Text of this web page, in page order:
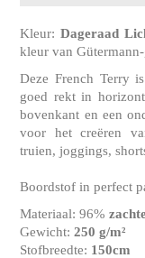
Kleur:Dageraad
kleur van
Deze French Terry
goed rekt in
bovenkant en een
voor het creëren
truien, joggings,
Boordstof in perfect
Materiaal: 96%
Gewicht:250 g/m²
Stofbreedte: 150cm